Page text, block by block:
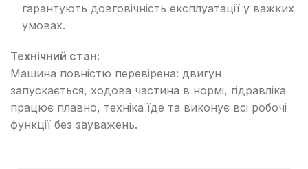
гарантують довговічність експлуатації у важких
умовах.
Технічний стан:
Машина повністю перевірена: двигун
запускається, ходова частина в нормі, гідравліка
працює плавно, техніка їде та виконує всі робочі
функції без зауважень.